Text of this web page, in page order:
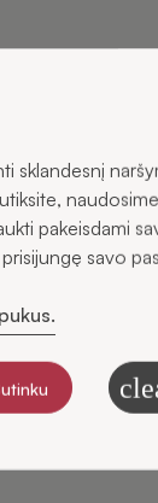
Būkite pirma (-
svarbi mums ir
duomenis
sklandesnį
pakeisdami
savo